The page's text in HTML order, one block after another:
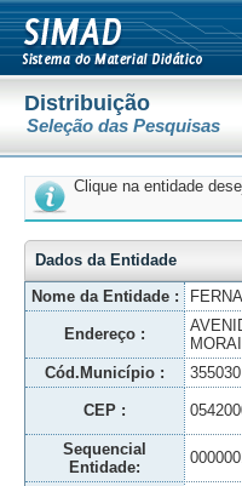
Distribuição
Seleção das Pesquisas
Clique na entidade
Dados da Entidade
Nome da Entidade :
Endereço :
Cód.Município : 355030
CEP :
Sequencial
Entidade: